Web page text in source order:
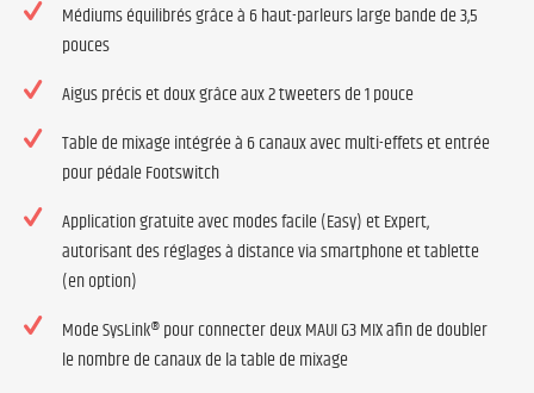
Médiums équilibrés grâce à 6 haut-parleurs large bande de 3,5
pouces
Aigus précis et doux grâce aux 2 tweeters de 1 pouce
Table de mixage intégrée à 6 canaux avec multi-effets et entrée
pour pédale Footswitch
Application gratuite avec modes facile (Easy) et Expert,
autorisant des réglages à distance via smartphone et tablette
(en option)
Mode SysLink® pour connecter deux MAUI G3 MIX afin de doubler
le nombre de canaux de la table de mixage